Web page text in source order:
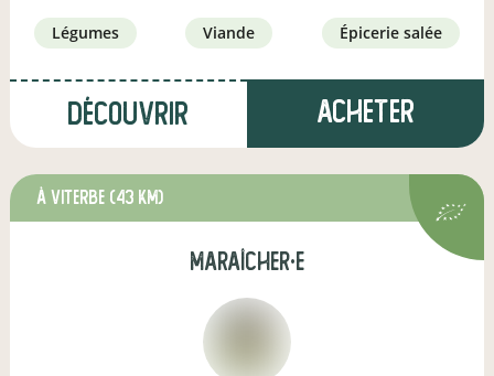
légumes viande épicerie salée
Découvrir Acheter
à Viterbe (43 km)
maraîcher·e